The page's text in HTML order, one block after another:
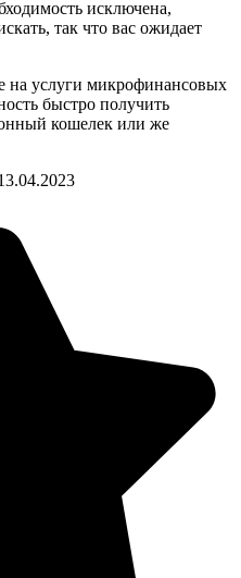
исключена,
так что вас ожидает
на услуги микрофинансовых
быстро получить
кошелек или же